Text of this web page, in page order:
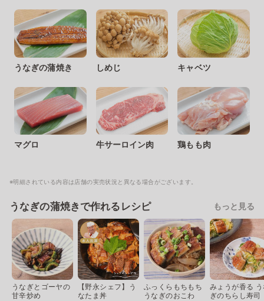
うなぎの蒲焼き しめじ キャベツ
マグロ 牛サーロイン肉 鶏もも肉
※明細されている内容は店舗の実売状況と異なる場合がございます。
うなぎの蒲焼きで作れるレシピ もっと見る
うなぎとゴーヤの
甘辛炒め
【野永シェフ】う
なたま丼
ふっくらもちもち
うなぎのおこわ
みょうが香る
ぎのちらし寿司